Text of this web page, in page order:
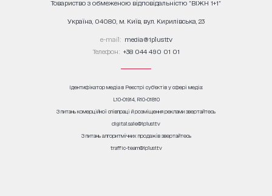
Товариство з обмеженою відповідальністю "ВІЖН 1+1"
Україна, 04080, м. Київ, вул. Кирилівська, 23
е-mail: media@1plus1.tv
Телефон: +38 044 490 01 01
Ідентифікатор медіа в Реєстрі суб’єктів у сфері медіа:
L10-01914, R10-01810
З питань комерційної співпраці й розміщення реклами звертайтесь
digital.sale@1plus1.tv
З питань алгоритмічних продажів звертайтесь
traffic-team@1plus1.tv